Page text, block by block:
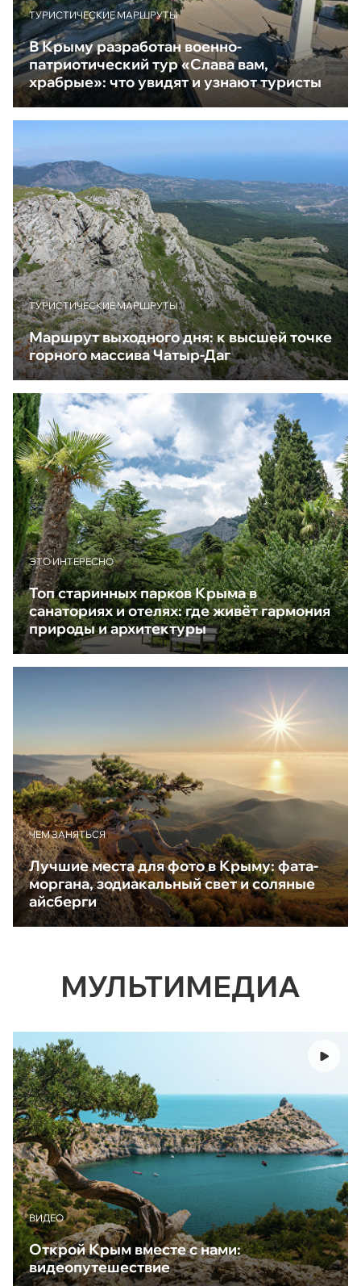
ТУРИСТИЧЕСКИЕ МАРШРУТЫ
В Крыму разработан военно-
патриотический тур «Слава вам,
храбрые»: что увидят и узнают туристы
ТУРИСТИЧЕСКИЕ МАРШРУТЫ
Маршрут выходного дня: к высшей точке
горного массива Чатыр-Даг
ЭТО ИНТЕРЕСНО
Топ старинных парков Крыма в
санаториях и отелях: где живёт гармония
природы и архитектуры
ЧЕМ ЗАНЯТЬСЯ
Лучшие места для фото в Крыму: фата-
моргана, зодиакальный свет и соляные
айсберги
МУЛЬТИМЕДИА
ВИДЕО
Открой Крым вместе с нами:
видеопутешествие